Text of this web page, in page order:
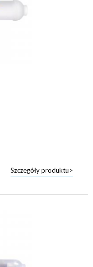
Szczegóły produktu>